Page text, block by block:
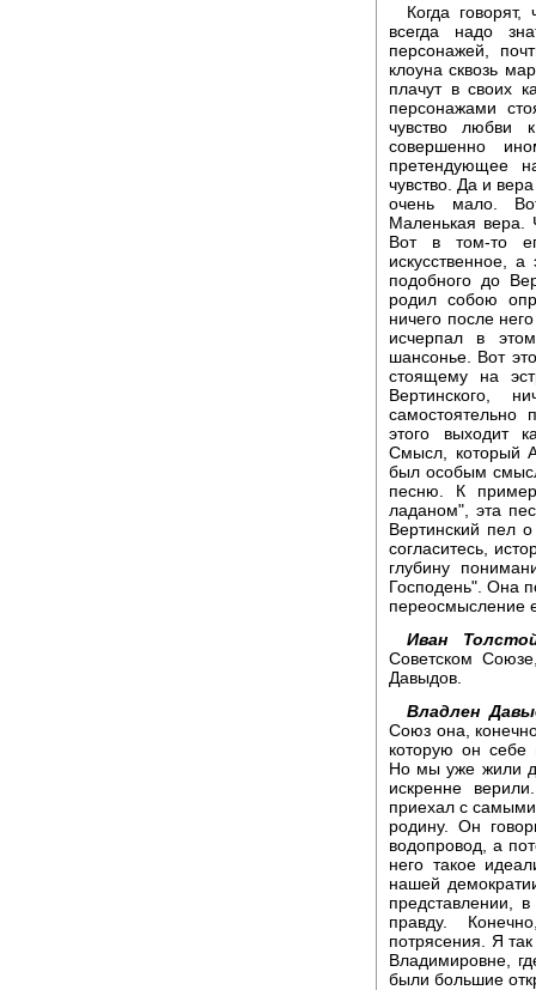
Когда
всегда надо
персонажей,
клоуна сквозь
плачут в своих
персонажами
чувство любви
совершенно
претендующее
чувство. Да и
очень мало.
Маленькая вера.
Вот в том-то
искусственное,
подобного до
родил собою
ничего после
исчерпал в
шансонье. Вот
стоящему на
Вертинского,
самостоятельно
этого выходит
Смысл, который
был особым
песню. К
ладаном", эта
Вертинский пел
согласитесь,
глубину
Господень". Она
переосмысление
Иван
Советском
Давыдов.
Владлен
Союз она,
которую он себе
Но мы уже жили
искренне
приехал с
родину. Он
водопровод, а
него такое
нашей
представлении,
правду.
потрясения. Я
Владимировне,
были большие